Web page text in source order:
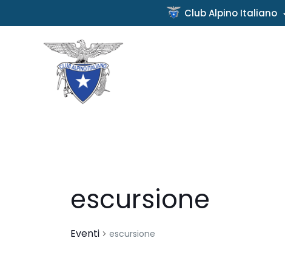
Club Alpino Italiano
escursione
Eventi escursione